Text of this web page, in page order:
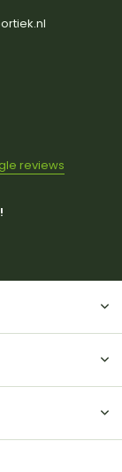
reviews